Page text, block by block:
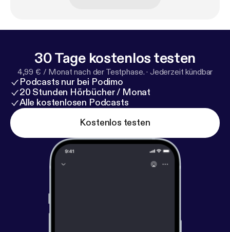
Askus@weareunderstood.com
30 Tage kostenlos testen
4,99 € / Monat nach der Testphase. · Jederzeit kündbar
Podcasts nur bei Podimo
20 Stunden Hörbücher / Monat
Alle kostenlosen Podcasts
Kostenlos testen